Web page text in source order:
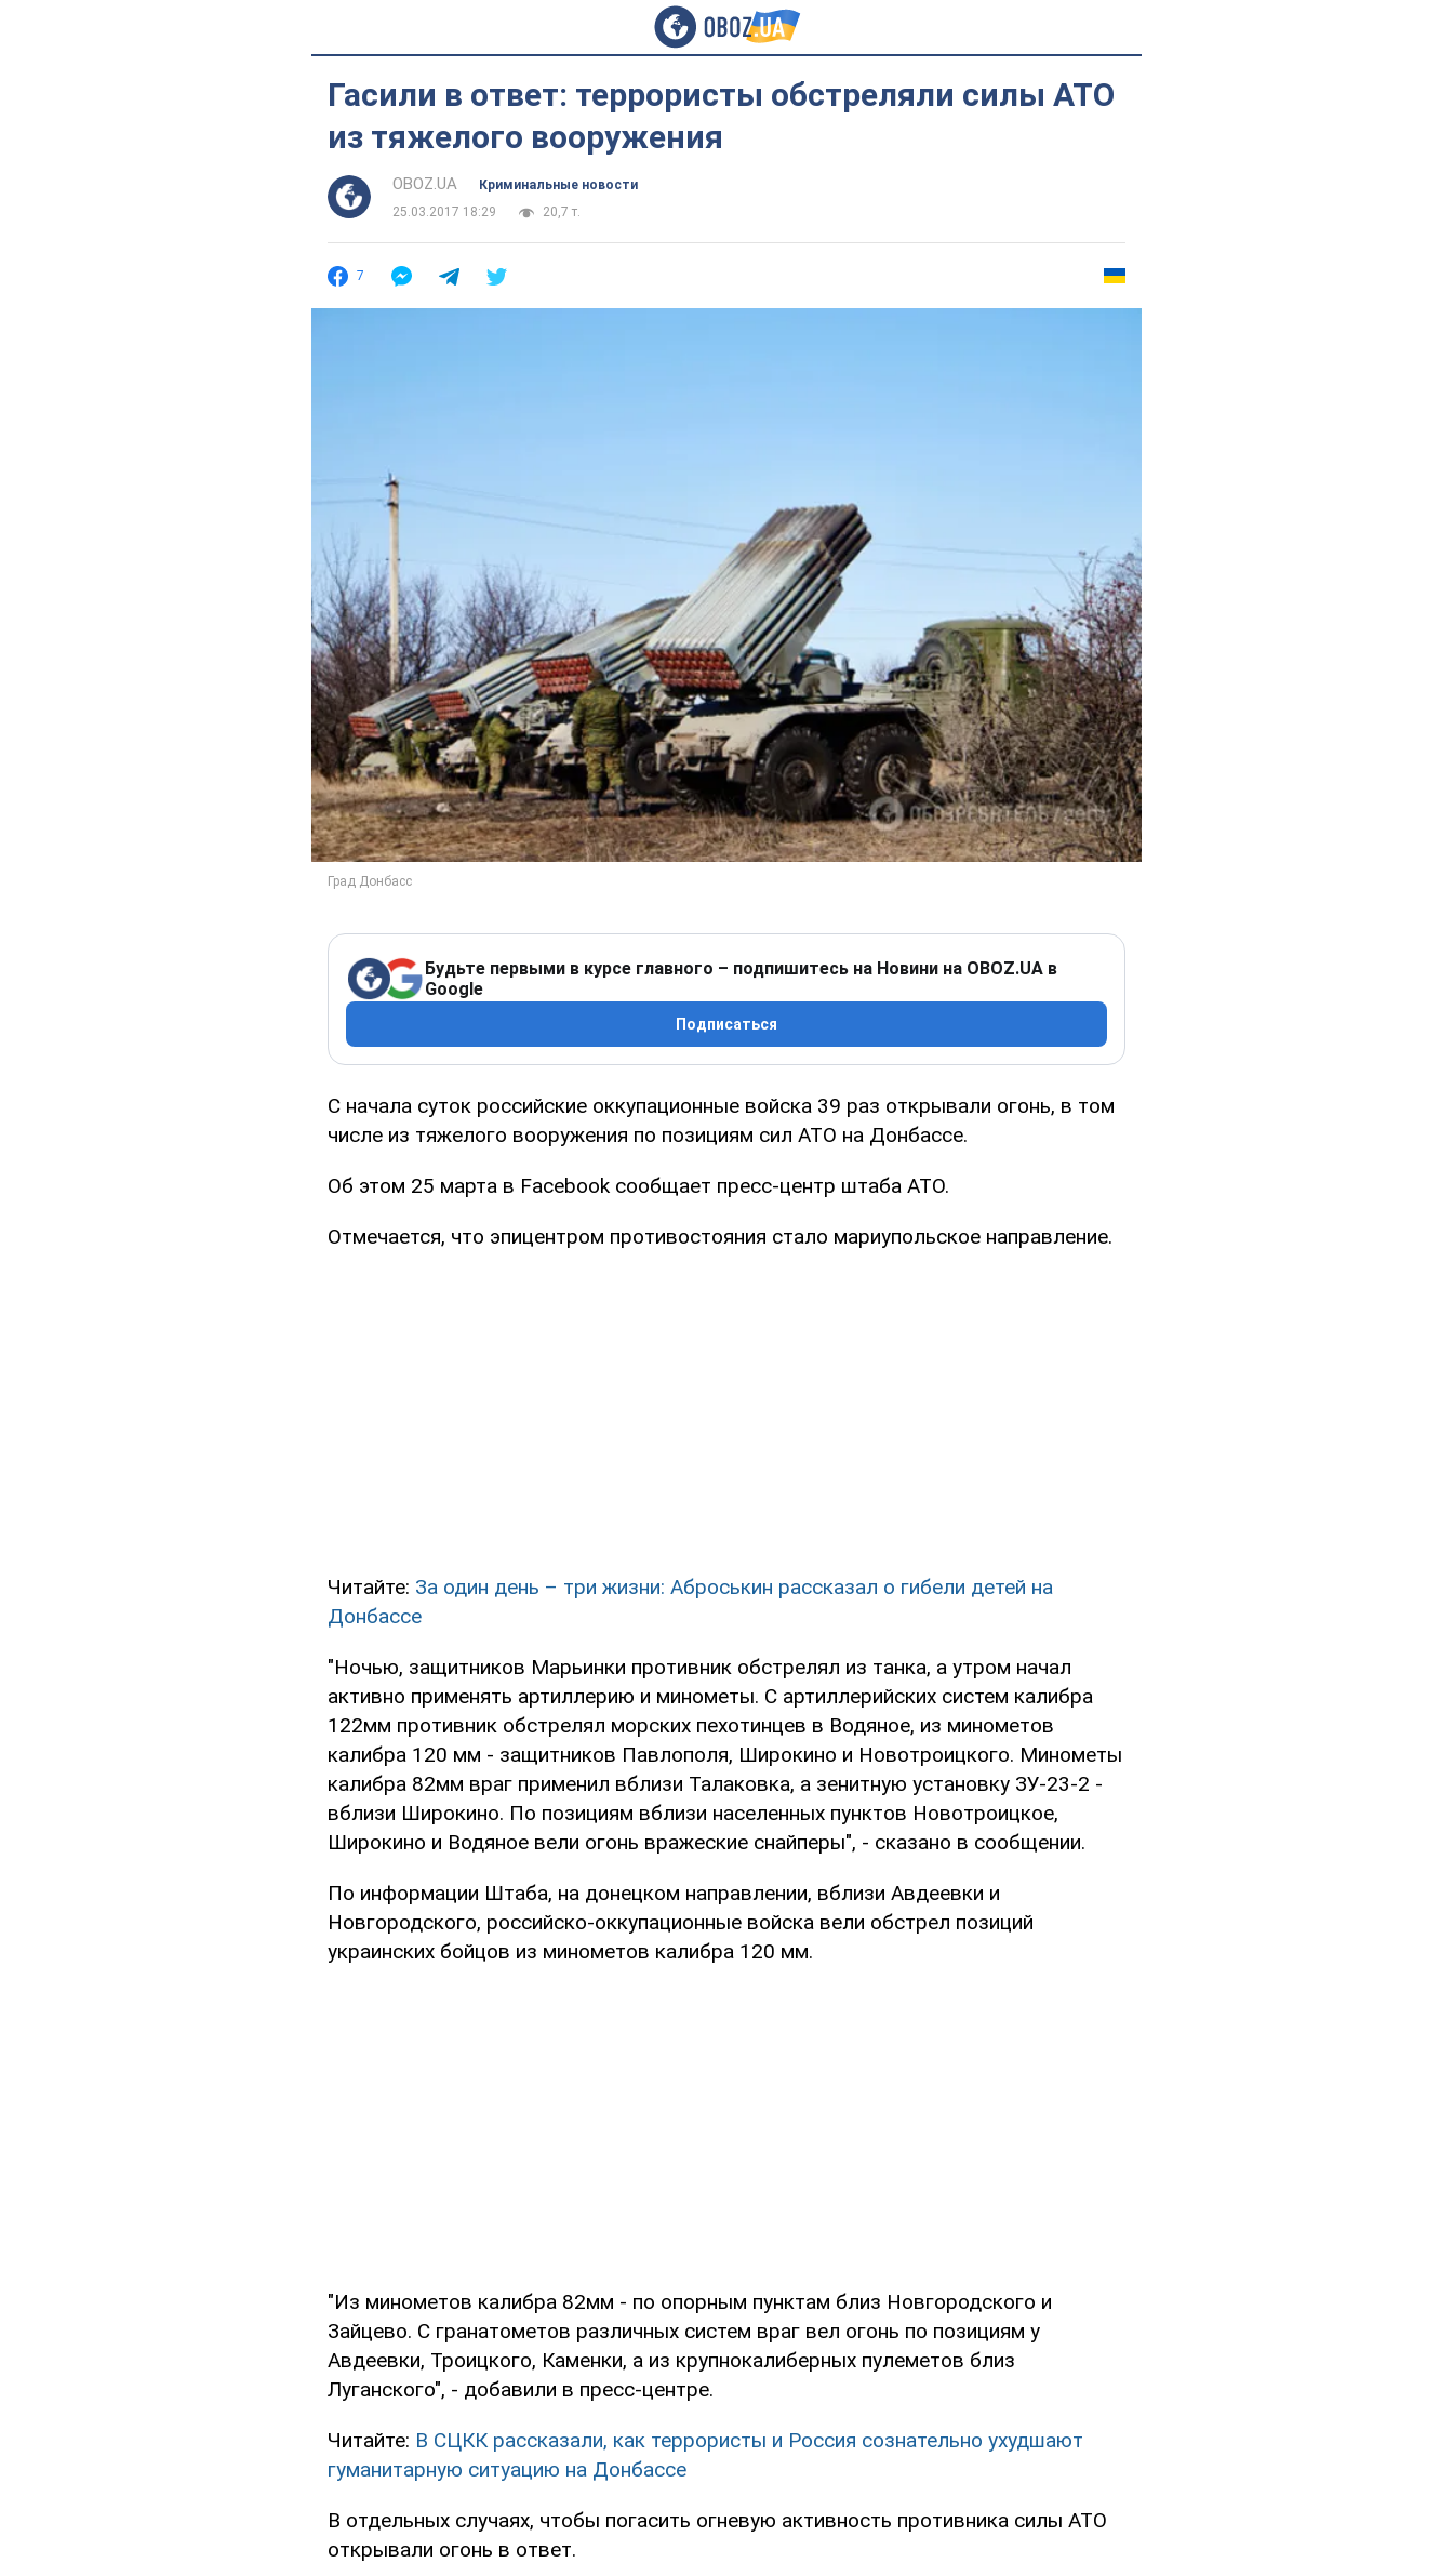
Гасили в ответ: террористы обстреляли силы АТО
из тяжелого вооружения
OBOZ.UA
Криминальные новости
25.03.2017 18:29
20,7 т.
7
Будьте первыми в курсе главного – подпишитесь на Новини на OBOZ.UA в
Google
Подписаться
С начала суток российские оккупационные войска 39 раз открывали огонь, в том
числе из тяжелого вооружения по позициям сил АТО на Донбассе.
Об этом 25 марта в Facebook сообщает пресс-центр штаба АТО.
Отмечается, что эпицентром противостояния стало мариупольское направление.
Читайте: За один день – три жизни: Аброськин рассказал о гибели детей на
Донбассе
"Ночью, защитников Марьинки противник обстрелял из танка, а утром начал
активно применять артиллерию и минометы. С артиллерийских систем калибра
122мм противник обстрелял морских пехотинцев в Водяное, из минометов
калибра 120 мм - защитников Павлополя, Широкино и Новотроицкого. Минометы
калибра 82мм враг применил вблизи Талаковка, а зенитную установку ЗУ-23-2 -
вблизи Широкино. По позициям вблизи населенных пунктов Новотроицкое,
Широкино и Водяное вели огонь вражеские снайперы", - сказано в сообщении.
По информации Штаба, на донецком направлении, вблизи Авдеевки и
Новгородского, российско-оккупационные войска вели обстрел позиций
украинских бойцов из минометов калибра 120 мм.
"Из минометов калибра 82мм - по опорным пунктам близ Новгородского и
Зайцево. С гранатометов различных систем враг вел огонь по позициям у
Авдеевки, Троицкого, Каменки, а из крупнокалиберных пулеметов близ
Луганского", - добавили в пресс-центре.
Читайте: В СЦКК рассказали, как террористы и Россия сознательно ухудшают
гуманитарную ситуацию на Донбассе
В отдельных случаях, чтобы погасить огневую активность противника силы АТО
открывали огонь в ответ.